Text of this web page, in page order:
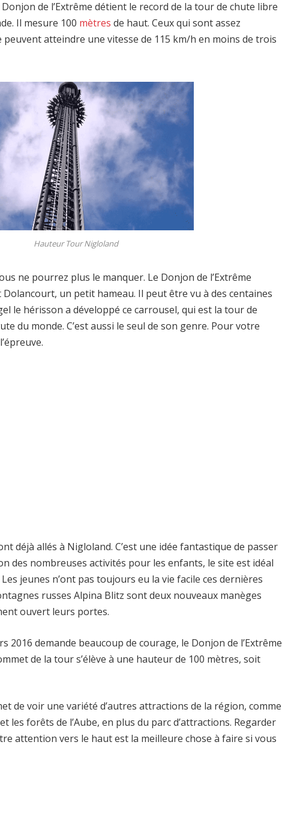
Donjon de l’Extrême détient le record de la tour de chute libre
Il mesure 100 mètresde haut. Ceux qui sont assez
atteindre une vitesse de 115 km/h en moins de trois
Hauteur Tour Nigloland
ne pourrez plus le manquer. Le Donjon de l’Extrême
un petit hameau. Il peut être vu à des centaines
le hérisson a développé ce carrousel, qui est la tour de
du monde. C’est aussi le seul de son genre. Pour votre
déjà allés à Nigloland. C’est une idée fantastique de passer
des nombreuses activités pour les enfants, le site est idéal
jeunes n’ont pas toujours eu la vie facile ces dernières
russes Alpina Blitz sont deux nouveaux manèges
ouvert leurs portes.
2016 demande beaucoup de courage, le Donjon de l’Extrême
de la tour s’élève à une hauteur de 100 mètres, soit
de voir une variété d’autres attractions de la région, comme
les forêts de l’Aube, en plus du parc d’attractions. Regarder
attention vers le haut est la meilleure chose à faire si vous